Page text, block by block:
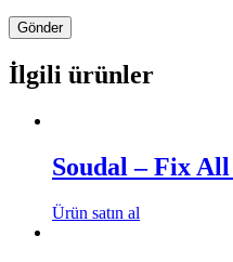
İlgili ürünler
Soudal – Fix
Ürün satın al